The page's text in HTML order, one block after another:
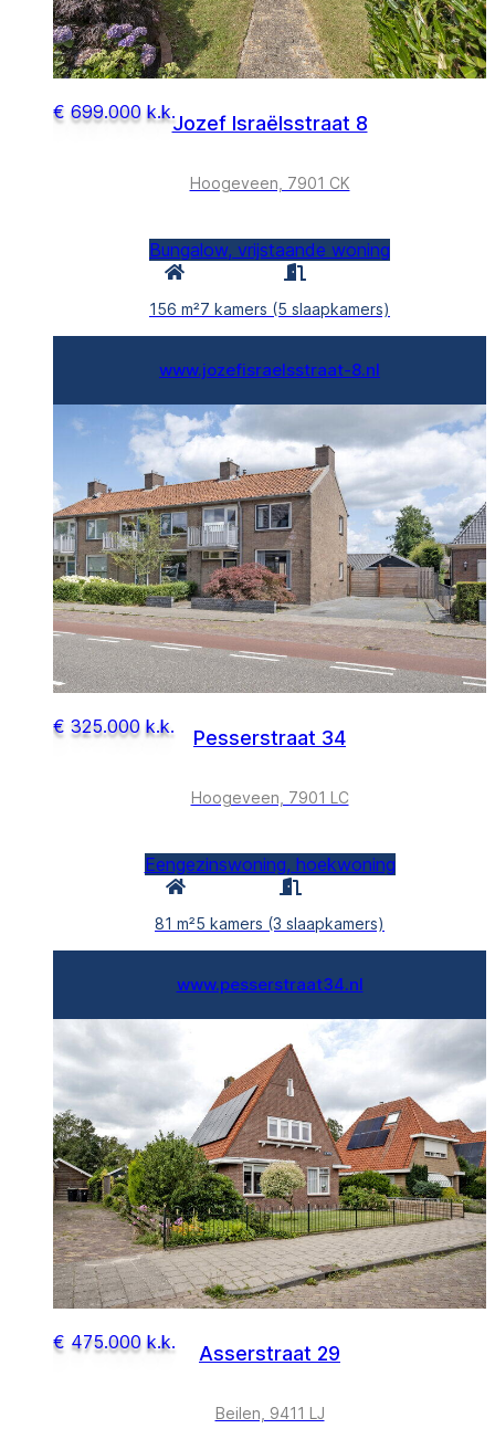
€ 699.000 k.k.Jozef Israëlsstraat 8
Hoogeveen, 7901 CK
Bungalow, vrijstaande woning
156 m²7 kamers (5 slaapkamers)
www.jozefisraelsstraat-8.nl
€ 325.000 k.k. Pesserstraat 34
Hoogeveen, 7901 LC
Eengezinswoning, hoekwoning
81 m²5 kamers (3 slaapkamers)
www.pesserstraat34.nl
€ 475.000 k.k. Asserstraat 29
Beilen, 9411 LJ